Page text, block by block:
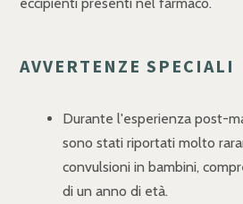
AVVERTENZE SPECIALI
Durante l'esperienza post-
sono stati riportati molto
convulsioni in bambini,
di un anno di età.